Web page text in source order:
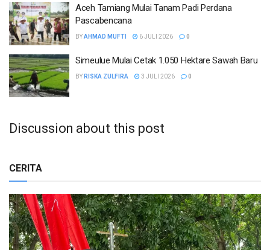
Aceh Tamiang Mulai Tanam Padi Perdana
Pascabencana
BYAHMAD MUFTI 6 JULI 2026 0
Simeulue Mulai Cetak 1.050 Hektare Sawah Baru
BY RISKA ZULFIRA 3 JULI 2026 0
Discussion about this post
CERITA